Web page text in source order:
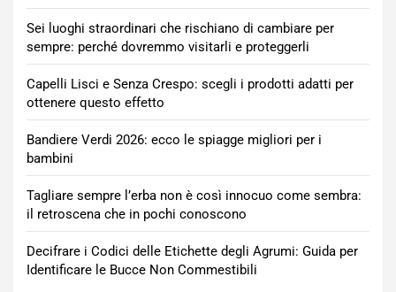
Sei luoghi straordinari che rischiano di cambiare per
sempre: perché dovremmo visitarli e proteggerli
Capelli Lisci e Senza Crespo: scegli i prodotti adatti per
ottenere questo effetto
Bandiere Verdi 2026: ecco le spiagge migliori per i
bambini
Tagliare sempre l’erba non è così innocuo come sembra:
il retroscena che in pochi conoscono
Decifrare i Codici delle Etichette degli Agrumi: Guida per
Identificare le Bucce Non Commestibili